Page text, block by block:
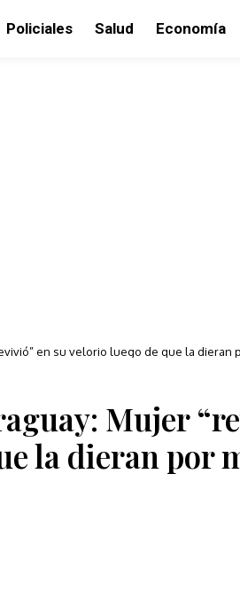
Policiales Salud Economía
en su velorio luego de que la dieran
Mujer
la dieran por